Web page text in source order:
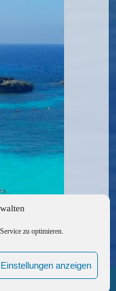
zu optimieren.
Einstellungen anzeigen